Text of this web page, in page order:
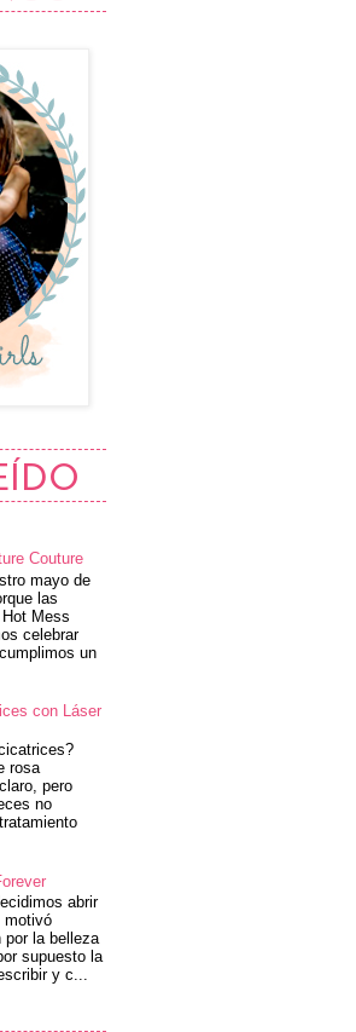
Couture
mayo de
las
Mess
celebrar
un
con Láser
rosa
pero
no
abrir
motivó
por la belleza
supuesto la
y c...